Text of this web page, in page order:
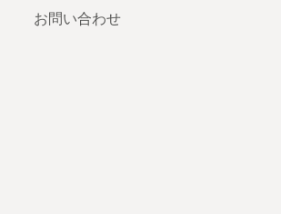
お問い合わせ